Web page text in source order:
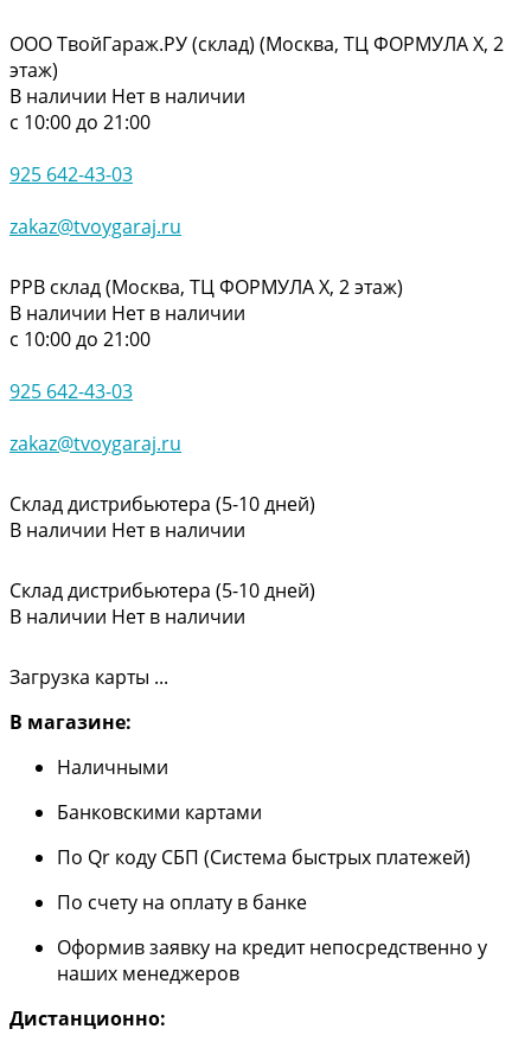
ООО ТвойГараж.РУ (склад) (Москва, ТЦ ФОРМУЛА Х, 2
этаж)
В наличии Нет в наличии
с 10:00 до 21:00
925 642-43-03
zakaz@tvoygaraj.ru
РРВ склад (Москва, ТЦ ФОРМУЛА Х, 2 этаж)
В наличии Нет в наличии
с 10:00 до 21:00
925 642-43-03
zakaz@tvoygaraj.ru
Склад дистрибьютера (5-10 дней)
В наличии Нет в наличии
Склад дистрибьютера (5-10 дней)
В наличии Нет в наличии
Загрузка карты ...
В магазине:
Наличными
Банковскими картами
По Qr коду СБП (Система быстрых платежей)
По счету на оплату в банке
Оформив заявку на кредит непосредственно у
наших менеджеров
Дистанционно: